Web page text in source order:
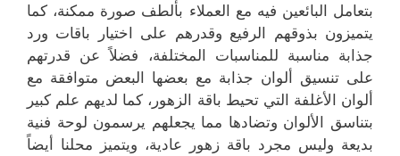
بتعامل البائعين فيه مع العملاء بألطف صورة ممكنة، كما
يتميزون بذوقهم الرفيع وقدرهم على اختيار باقات ورد
جذابة مناسبة للمناسبات المختلفة، فضلاً عن قدرتهم
على تنسيق ألوان جذابة مع بعضها البعض متوافقة مع
ألوان الأغلفة التي تحيط باقة الزهور، كما لديهم علم كبير
بتناسق الألوان وتضادها مما يجعلهم يرسمون لوحة فنية
بديعة وليس مجرد باقة زهور عادية، ويتميز محلنا أيضاً